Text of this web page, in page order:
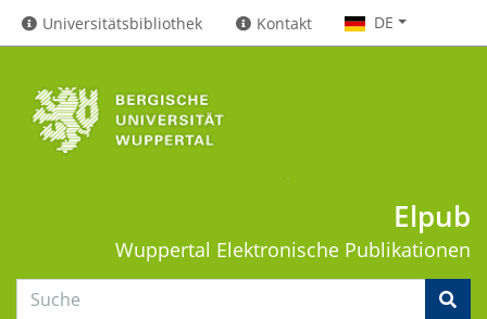
Universitätsbibliothek Kontakt DE
Elpub
Wuppertal Elektronische Publikationen